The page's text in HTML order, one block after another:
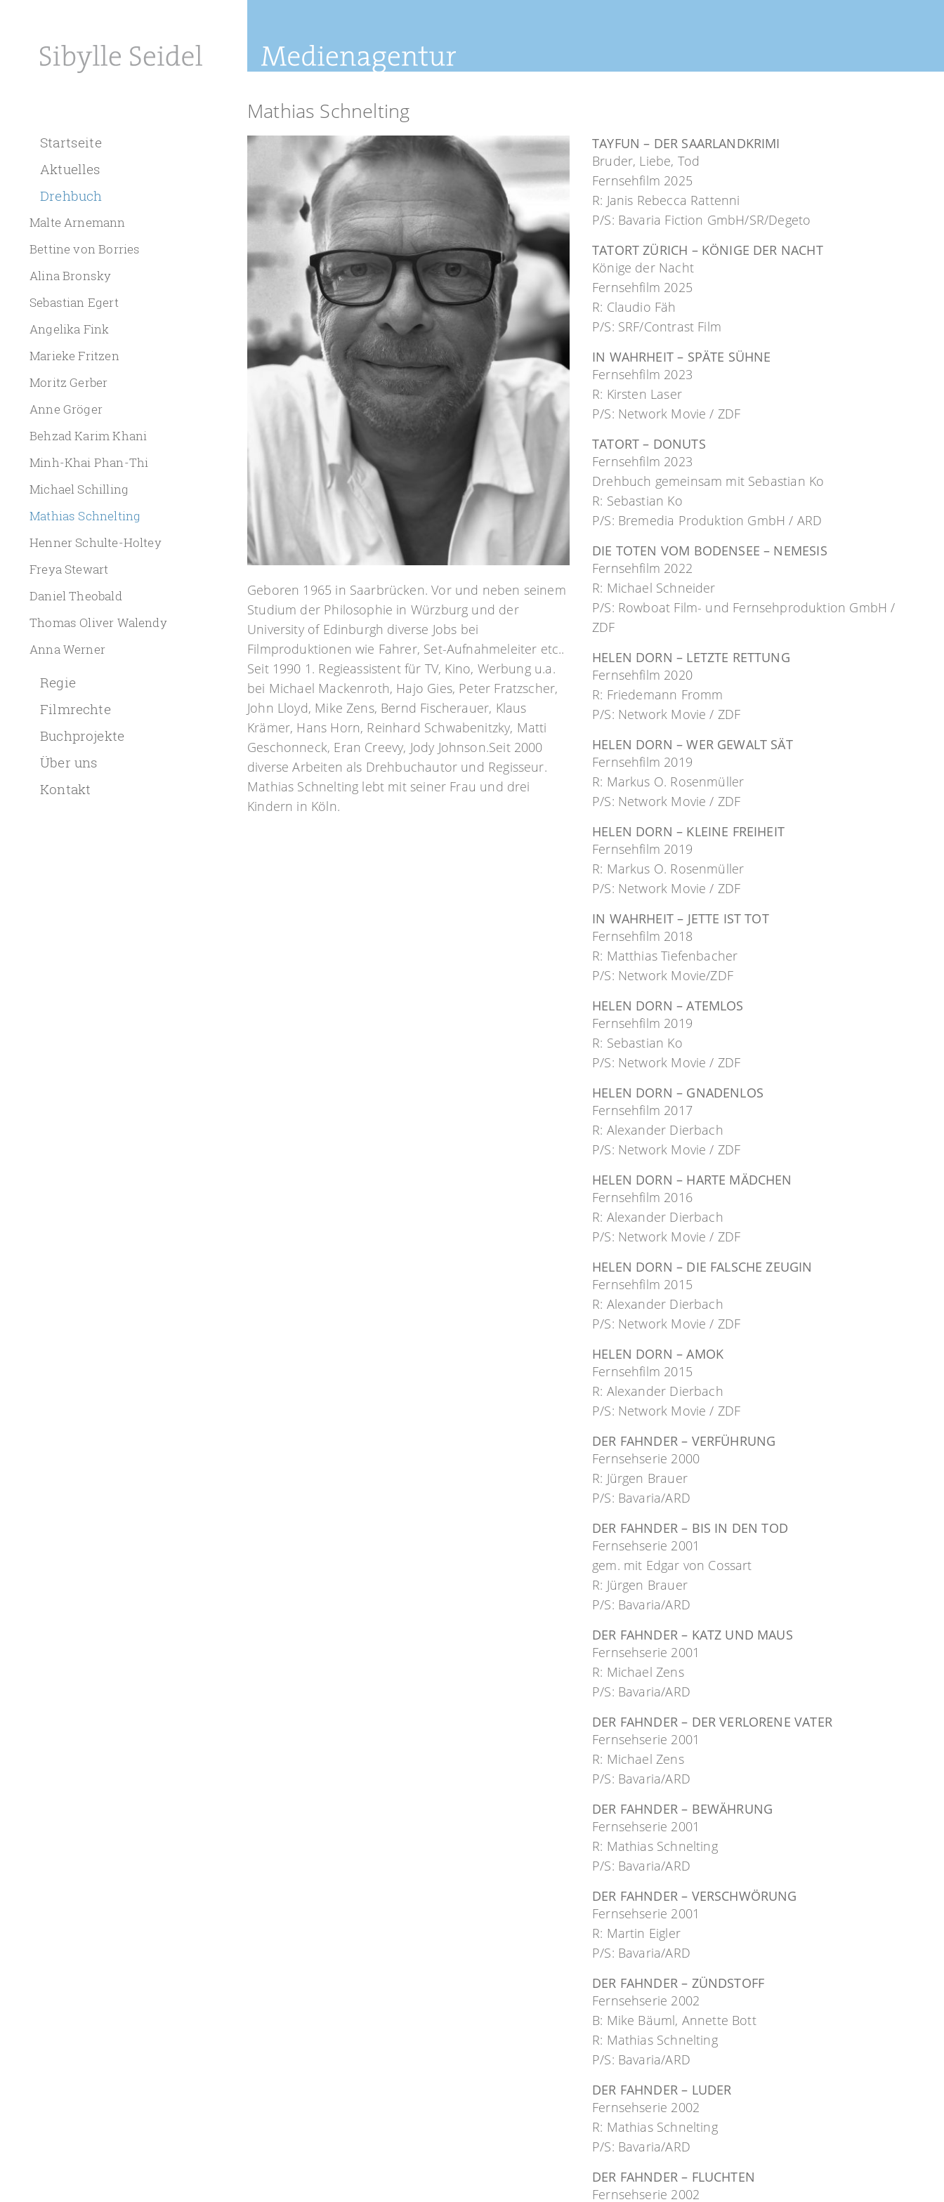
Startseite
Aktuelles
Drehbuch
Malte Arnemann
Bettine von Borries
Alina Bronsky
Sebastian Egert
Angelika Fink
Marieke Fritzen
Moritz Gerber
Anne Gröger
Behzad Karim Khani
Minh-Khai Phan-Thi
Michael Schilling
Mathias Schnelting
Henner Schulte-Holtey
Freya Stewart
Daniel Theobald
Thomas Oliver Walendy
Anna Werner
Regie
Filmrechte
Buchprojekte
Über uns
Kontakt
Mathias Schnelting
Geboren 1965 in Saarbrücken. Vor und neben seinem
Studium der Philosophie in Würzburg und der
University of Edinburgh diverse Jobs bei
Filmproduktionen wie Fahrer, Set-Aufnahmeleiter etc..
Seit 1990 1. Regieassistent für TV, Kino, Werbung u.a.
bei Michael Mackenroth, Hajo Gies, Peter Fratzscher,
John Lloyd, Mike Zens, Bernd Fischerauer, Klaus
Krämer, Hans Horn, Reinhard Schwabenitzky, Matti
Geschonneck, Eran Creevy, Jody Johnson.Seit 2000
diverse Arbeiten als Drehbuchautor und Regisseur.
Mathias Schnelting lebt mit seiner Frau und drei
Kindern in Köln.
TAYFUN – DER SAARLANDKRIMI
Bruder, Liebe, Tod
Fernsehfilm 2025
R: Janis Rebecca Rattenni
P/S: Bavaria Fiction GmbH/SR/Degeto
TATORT ZÜRICH – KÖNIGE DER NACHT
Könige der Nacht
Fernsehfilm 2025
R: Claudio Fäh
P/S: SRF/Contrast Film
IN WAHRHEIT – SPÄTE SÜHNE
Fernsehfilm 2023
R: Kirsten Laser
P/S: Network Movie / ZDF
TATORT – DONUTS
Fernsehfilm 2023
Drehbuch gemeinsam mit Sebastian Ko
R: Sebastian Ko
P/S: Bremedia Produktion GmbH / ARD
DIE TOTEN VOM BODENSEE – NEMESIS
Fernsehfilm 2022
R: Michael Schneider
P/S: Rowboat Film- und Fernsehproduktion GmbH/
ZDF
HELEN DORN – LETZTE RETTUNG
Fernsehfilm 2020
R: Friedemann Fromm
P/S: Network Movie / ZDF
HELEN DORN – WER GEWALT SÄT
Fernsehfilm 2019
R: Markus O. Rosenmüller
P/S: Network Movie / ZDF
HELEN DORN – KLEINE FREIHEIT
Fernsehfilm 2019
R: Markus O. Rosenmüller
P/S: Network Movie / ZDF
IN WAHRHEIT – JETTE IST TOT
Fernsehfilm 2018
R: Matthias Tiefenbacher
P/S: Network Movie/ZDF
HELEN DORN – ATEMLOS
Fernsehfilm 2019
R: Sebastian Ko
P/S: Network Movie / ZDF
HELEN DORN – GNADENLOS
Fernsehfilm 2017
R: Alexander Dierbach
P/S: Network Movie / ZDF
HELEN DORN – HARTE MÄDCHEN
Fernsehfilm 2016
R: Alexander Dierbach
P/S: Network Movie / ZDF
HELEN DORN – DIE FALSCHE ZEUGIN
Fernsehfilm 2015
R: Alexander Dierbach
P/S: Network Movie / ZDF
HELEN DORN – AMOK
Fernsehfilm 2015
R: Alexander Dierbach
P/S: Network Movie / ZDF
DER FAHNDER – VERFÜHRUNG
Fernsehserie 2000
R: Jürgen Brauer
P/S: Bavaria/ARD
DER FAHNDER – BIS IN DEN TOD
Fernsehserie 2001
gem. mit Edgar von Cossart
R: Jürgen Brauer
P/S: Bavaria/ARD
DER FAHNDER – KATZ UND MAUS
Fernsehserie 2001
R: Michael Zens
P/S: Bavaria/ARD
DER FAHNDER – DER VERLORENE VATER
Fernsehserie 2001
R: Michael Zens
P/S: Bavaria/ARD
DER FAHNDER – BEWÄHRUNG
Fernsehserie 2001
R: Mathias Schnelting
P/S: Bavaria/ARD
DER FAHNDER – VERSCHWÖRUNG
Fernsehserie 2001
R: Martin Eigler
P/S: Bavaria/ARD
DER FAHNDER – ZÜNDSTOFF
Fernsehserie 2002
B: Mike Bäuml, Annette Bott
R: Mathias Schnelting
P/S: Bavaria/ARD
DER FAHNDER – LUDER
Fernsehserie 2002
R: Mathias Schnelting
P/S: Bavaria/ARD
DER FAHNDER – FLUCHTEN
Fernsehserie 2002